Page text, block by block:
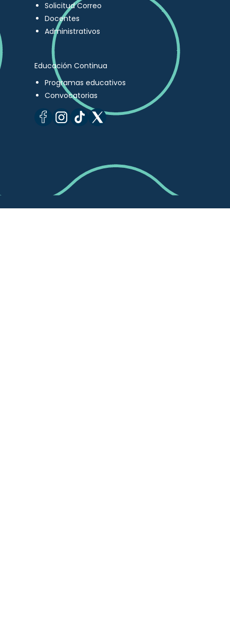
Solicitud Correo
Docentes
Administrativos
Educación Continua
Programas educativos
Convocatorias